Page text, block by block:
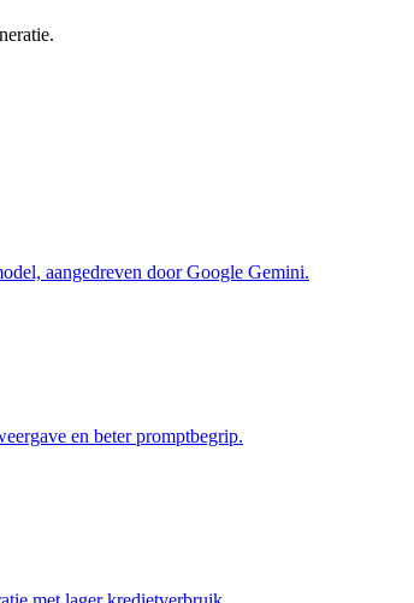
aangedreven door Google Gemini.
en beter promptbegrip.